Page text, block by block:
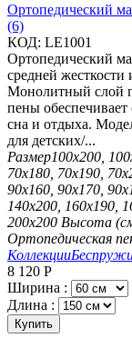
Ортопедический
(6)
КОД: LE1001
Ортопедический
средней
Монолитный слой
пены
сна и отдыха.
для детских/...
Размер100х200,
70х180, 70х190,
90х160, 90х170,
140х200, 160х190,
200х200 Высота
Ортопедическая
Коллекции
8 120 Р
Ширина :
Длина :
Купить